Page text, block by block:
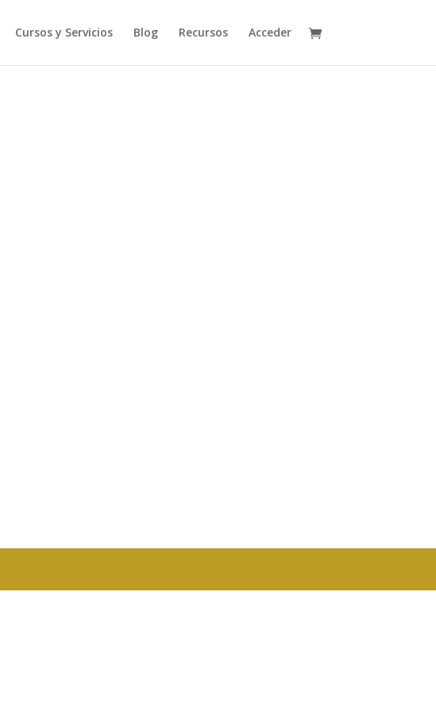
Cursos y Servicios Blog Recursos Acceder